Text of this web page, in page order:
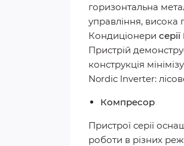
горизонтальна
управління, висока
Кондиціонери
Пристрій
конструкція
Nordic lnverter:
Компресор
Пристрої серії
роботи в різних